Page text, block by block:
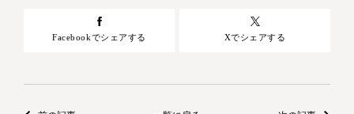
Facebookでシェアする Xでシェアする